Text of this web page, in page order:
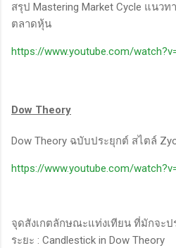
สรุป Mastering Market Cycle แนว
ตลาดหุ้น
https://www.youtube.com/
Dow Theory
Dow Theory ฉบับประยุกต์ สไตล์
https://www.youtube.com/
จุดสังเกตลักษณะแท่งเทียน ที่มักจะป
ระยะ : Candlestick in Dow Theory